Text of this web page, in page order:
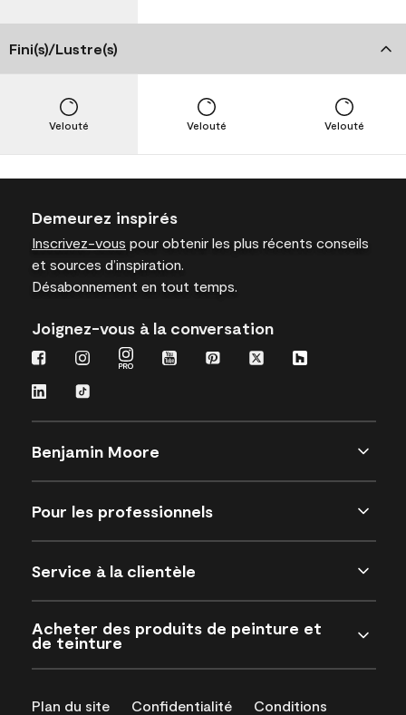
Fini(s)/Lustre(s)
Velouté Velouté Velouté
Demeurez inspirés
Inscrivez-vous pour obtenir les plus récents conseils
et sources d’inspiration.
Désabonnement en tout temps.
Joignez-vous à la conversation
Benjamin Moore
Pour les professionnels
Service à la clientèle
Acheter des produits de peinture et
de teinture
Plan du site Confidentialité
Conditions